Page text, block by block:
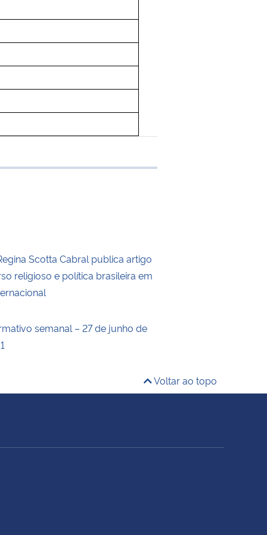
transferência
Scotta Cabral publica artigo
religioso e política brasileira em
semanal – 27 de junho de
Voltar ao topo